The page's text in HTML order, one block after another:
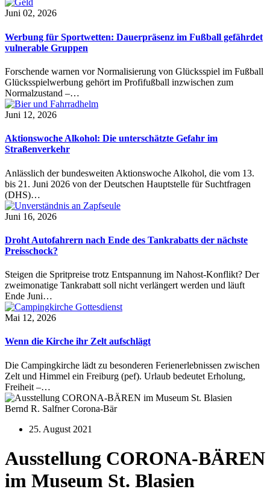
Juni 02, 2026
Werbung für Sportwetten: Dauerpräsenz im Fußball gefährdet
vulnerable Gruppen
Forschende warnen vor Normalisierung von Glücksspiel im Fußball
Glücksspielwerbung gehört im Profifußball inzwischen zum
Normalzustand –…
Juni 12, 2026
Aktionswoche Alkohol: Die unterschätzte Gefahr im
Straßenverkehr
Anlässlich der bundesweiten Aktionswoche Alkohol, die vom 13.
bis 21. Juni 2026 von der Deutschen Hauptstelle für Suchtfragen
(DHS)…
Juni 16, 2026
Droht Autofahrern nach Ende des Tankrabatts der nächste
Preisschock?
Steigen die Spritpreise trotz Entspannung im Nahost-Konflikt? Der
zweimonatige Tankrabatt soll nicht verlängert werden und läuft
Ende Juni…
Mai 12, 2026
Wenn die Kirche ihr Zelt aufschlägt
Die Campingkirche lädt zu besonderen Ferienerlebnissen zwischen
Zelt und Himmel ein Freiburg (pef). Urlaub bedeutet Erholung,
Freiheit –…
Bernd R. Salfner Corona-Bär
25. August 2021
Ausstellung CORONA-BÄREN
im Museum St. Blasien